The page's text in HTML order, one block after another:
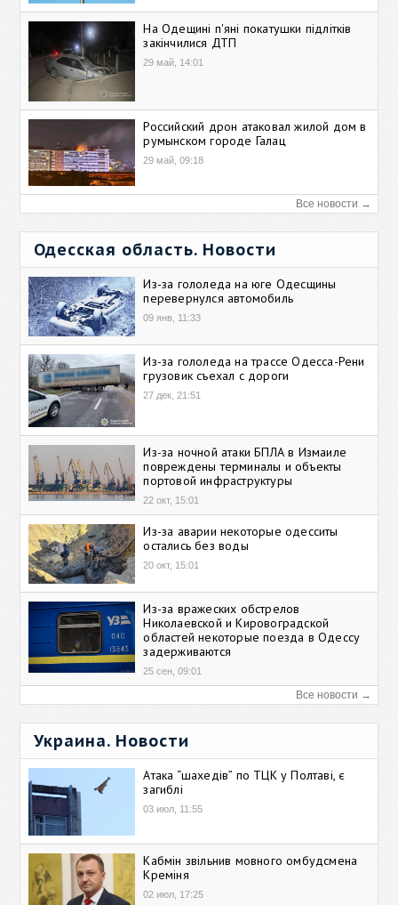
На Одещині п'яні покатушки підлітків
закінчилися ДТП
29 май, 14:01
Российский дрон атаковал жилой дом в
румынском городе Галац
29 май, 09:18
Все новости →
Одесская область. Новости
Из-за гололеда на юге Одесщины
перевернулся автомобиль
09 янв, 11:33
Из-за гололеда на трассе Одесса-Рени
грузовик съехал с дороги
27 дек, 21:51
Из-за ночной атаки БПЛА в Измаиле
повреждены терминалы и объекты
портовой инфраструктуры
22 окт, 15:01
Из-за аварии некоторые одесситы
остались без воды
20 окт, 15:01
Из-за вражеских обстрелов
Николаевской и Кировоградской
областей некоторые поезда в Одессу
задерживаются
25 сен, 09:01
Все новости →
Украина. Новости
Атака “шахедів” по ТЦК у Полтаві, є
загиблі
03 июл, 11:55
Кабмін звільнив мовного омбудсмена
Креміня
02 июл, 17:25